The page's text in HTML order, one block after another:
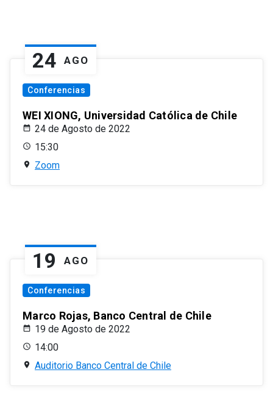
24 AGO
Conferencias
WEI XIONG, Universidad Católica de Chile
24 de Agosto de 2022
15:30
Zoom
19 AGO
Conferencias
Marco Rojas, Banco Central de Chile
19 de Agosto de 2022
14:00
Auditorio Banco Central de Chile